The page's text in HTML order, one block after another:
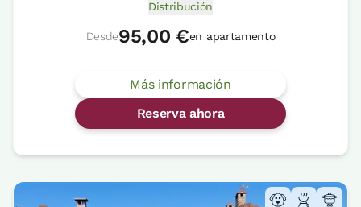
Distribución
Desde95,00 €en apartamento
Más información
Reserva ahora